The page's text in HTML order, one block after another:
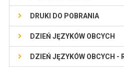
DRUKI DO POBRANIA
DZIEŃ JĘZYKÓW OBCYCH
DZIEŃ JĘZYKÓW OBCYCH